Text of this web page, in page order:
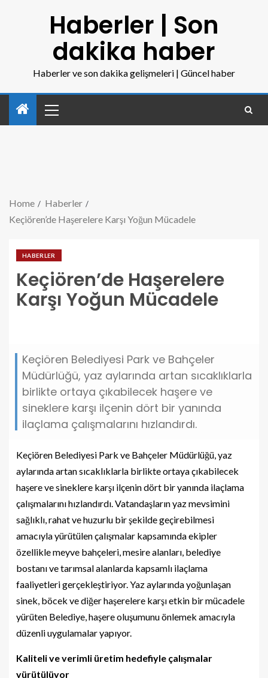
Haberler | Son
dakika haber
Haberler ve son dakika gelişmeleri | Güncel haber
Home
Haberler
Keçiören’de Haşerelere Karşı Yoğun Mücadele
HABERLER
Keçiören’de Haşerelere
Karşı Yoğun Mücadele
Keçiören Belediyesi Park ve Bahçeler
Müdürlüğü, yaz aylarında artan sıcaklıklarla
birlikte ortaya çıkabilecek haşere ve
sineklere karşı ilçenin dört bir yanında
ilaçlama çalışmalarını hızlandırdı.
Keçiören Belediyesi Park ve Bahçeler Müdürlüğü, yaz
aylarında artan sıcaklıklarla birlikte ortaya çıkabilecek
haşere ve sineklere karşı ilçenin dört bir yanında ilaçlama
çalışmalarını hızlandırdı. Vatandaşların yaz mevsimini
sağlıklı, rahat ve huzurlu bir şekilde geçirebilmesi
amacıyla yürütülen çalışmalar kapsamında ekipler
özellikle meyve bahçeleri, mesire alanları, belediye
bostanı ve tarımsal alanlarda kapsamlı ilaçlama
faaliyetleri gerçekleştiriyor. Yaz aylarında yoğunlaşan
sinek, böcek ve diğer haşerelere karşı etkin bir mücadele
yürüten Belediye, haşere oluşumunu önlemek amacıyla
düzenli uygulamalar yapıyor.
Kaliteli ve verimli üretim hedefiyle çalışmalar
yürütülüyor